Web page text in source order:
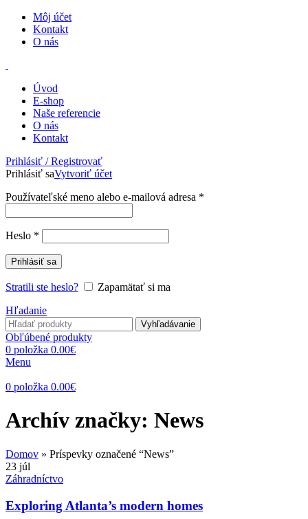
Môj účet
Kontakt
O nás
Úvod
E-shop
Naše referencie
O nás
Kontakt
Prihlásiť / Registrovať
Prihlásiť saVytvoriť účet
Používateľské meno alebo e-mailová adresa *
Heslo *
Prihlásiť sa
Stratili ste heslo?
Zapamätať si ma
Hľadanie
Vyhľadávanie
Obľúbené produkty
0 položka 0.00€
Menu
0 položka 0.00€
Archív značky: News
Domov » Príspevky označené “News”
23 júl
Záhradníctvo
Exploring Atlanta’s modern homes